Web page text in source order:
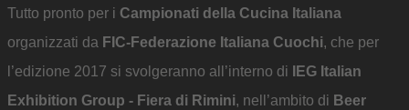
Tutto pronto per i Campionati della Cucina Italiana
organizzati da FIC-Federazione Italiana Cuochi, che per
l’edizione 2017 si svolgeranno all’interno di
IEG Italian
Exhibition Group - Fiera di Rimini, nell’ambito di Beer